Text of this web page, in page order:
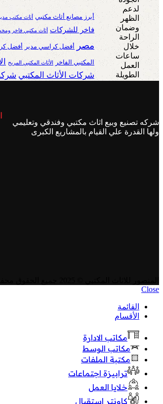
أبرز مصانع أثاث مكتبي أثاث مكتب
فاخر للشركات
أثاث مكتبي فاخر
مصر
أفضل كراسي مدير أفضل
المكتبي الفاخر الأثاث المكتبي المريح
شركات الأثاث المكتبي
شركه تصنيع وبيع اثاث مكتبي وفندقي وتعليمي
ولها القدرة علي القيام بالمشاريع الكبرى
Close
القائمة
الأقسام
مكاتب الادارة
مكاتب الوسط
مكتبة الملفات
ترابيزة اجتماعات
خلايا العمل
كاونتر استقبال